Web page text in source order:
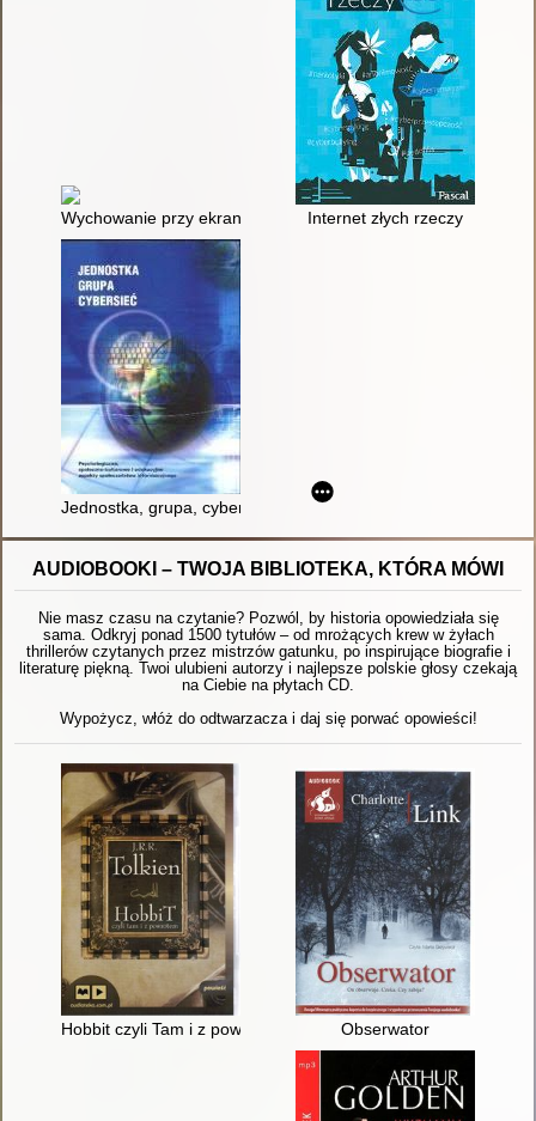
Wychowanie przy ekranie : jak przygotować dziecko do życia
Internet złych rzeczy
Jednostka, grupa, cybersieć : psychologiczne, społeczno-
AUDIOBOOKI – TWOJA BIBLIOTEKA, KTÓRA MÓWI
Nie masz czasu na czytanie? Pozwól, by historia opowiedziała się
sama. Odkryj ponad 1500 tytułów – od mrożących krew w żyłach
thrillerów czytanych przez mistrzów gatunku, po inspirujące biografie i
literaturę piękną. Twoi ulubieni autorzy i najlepsze polskie głosy czekają
na Ciebie na płytach CD.
Wypożycz, włóż do odtwarzacza i daj się porwać opowieści!
Hobbit czyli Tam i z powrotem Obserwator